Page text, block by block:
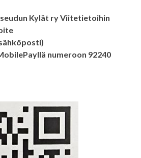
Kylät ry Viitetietoihin
numeroon 92240